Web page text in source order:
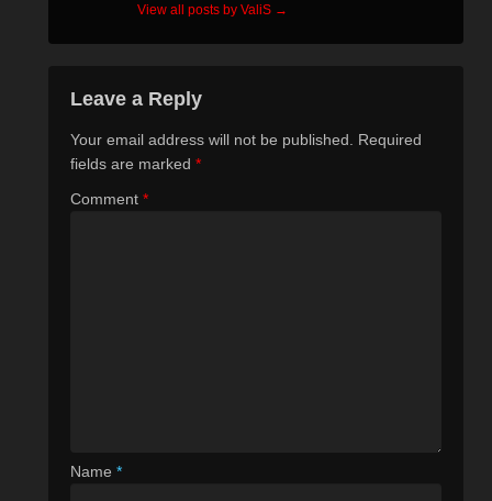
View all posts by ValiS →
Leave a Reply
Your email address will not be published.
Required
fields are marked *
Comment *
Name *